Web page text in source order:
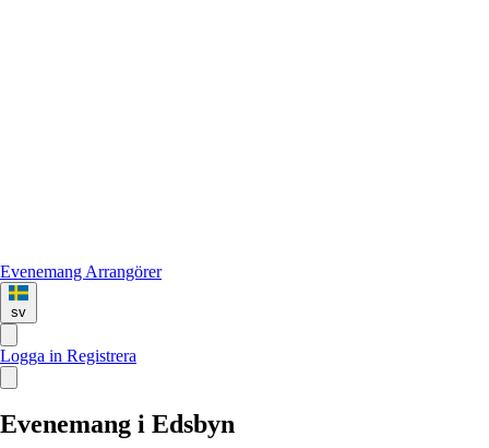
Evenemang Arrangörer
sv
Logga in Registrera
Evenemang i Edsbyn